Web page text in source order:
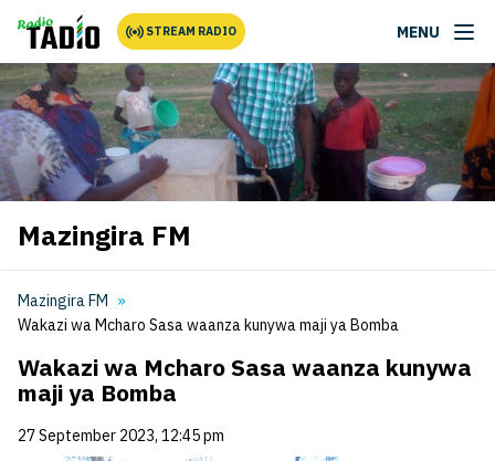
STREAM RADIO MENU
Mazingira FM
Mazingira FM
Wakazi wa Mcharo Sasa waanza kunywa maji ya Bomba
Wakazi wa Mcharo Sasa waanza kunywa
maji ya Bomba
27 September 2023, 12:45 pm